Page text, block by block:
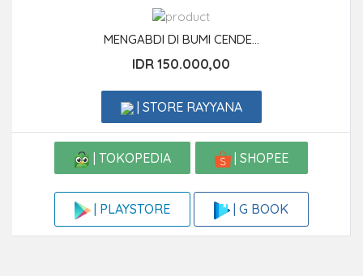
MENGABDI DI BUMI CENDE...
IDR 150.000,00
| STORE RAYYANA
| TOKOPEDIA | SHOPEE
| PLAYSTORE | G BOOK